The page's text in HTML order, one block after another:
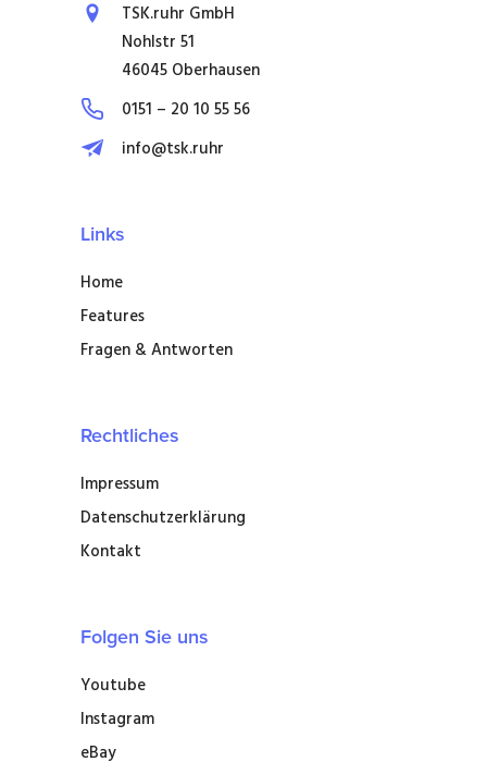
TSK.ruhr GmbH
Nohlstr 51
46045 Oberhausen
0151 – 20 10 55 56
info@tsk.ruhr
Links
Home
Features
Fragen & Antworten
Rechtliches
Impressum
Datenschutzerklärung
Kontakt
Folgen Sie uns
Youtube
Instagram
eBay